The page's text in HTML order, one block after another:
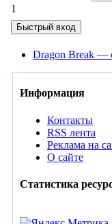
1
Dragon Break —
Информация
Контакты
RSS лента
Реклама на
О сайте
Статистика